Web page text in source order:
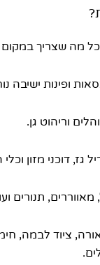
מה שצריך
ופינות ישיבה
וריהוט גן.
גז, דוכני מזון
תנורים
ציוד לבמה,